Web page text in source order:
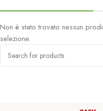
Non è stato trovato nessun
selezione.